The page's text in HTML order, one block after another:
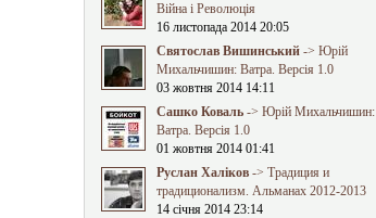
Війна і Революція
16 листопада 2014 20:05
Святослав Вишинський -> Юрій
Михальчишин: Ватра. Версія 1.0
03 жовтня 2014 14:11
Сашко Коваль -> Юрій Михальчишин:
Ватра. Версія 1.0
01 жовтня 2014 01:41
Руслан Халіков -> Традиция и
традиционализм. Альманах 2012-2013
14 січня 2014 23:14